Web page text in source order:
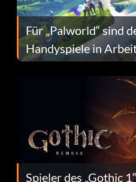
Für „Palworld“ sind
Handyspiele in
dafür.
Spieler des „Gothic